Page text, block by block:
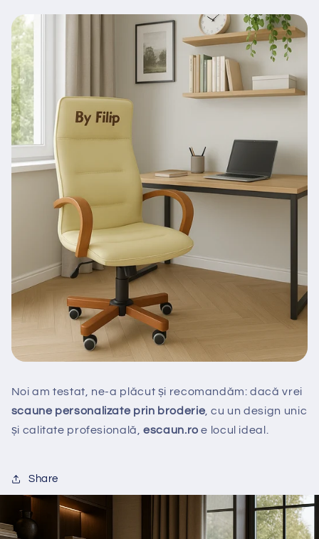
Noi am testat, ne-a plăcut și recomandăm: dacă vrei
scaune personalizate prin broderie , cu un design unic
și calitate profesională,escaun.ro e locul ideal.
Share